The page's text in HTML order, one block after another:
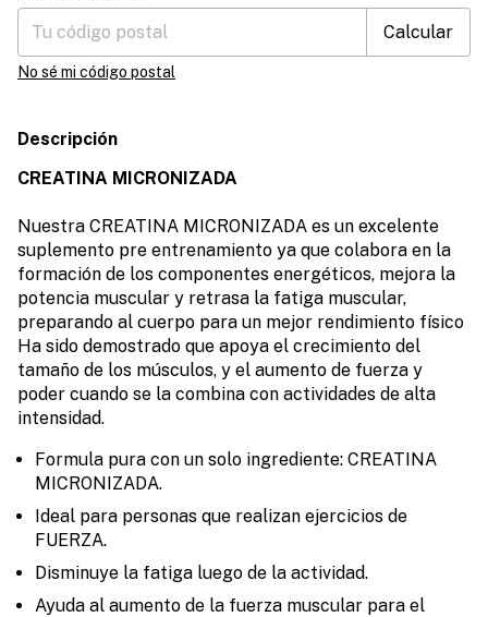
Calcular
No sé mi código postal
Descripción
CREATINA MICRONIZADA
Nuestra CREATINA MICRONIZADA es un excelente
suplemento pre entrenamiento ya que colabora en la
formación de los componentes energéticos, mejora la
potencia muscular y retrasa la fatiga muscular,
preparando al cuerpo para un mejor rendimiento físico
Ha sido demostrado que apoya el crecimiento del
tamaño de los músculos, y el aumento de fuerza y
poder cuando se la combina con actividades de alta
intensidad.
Formula pura con un solo ingrediente: CREATINA
MICRONIZADA.
Ideal para personas que realizan ejercicios de
FUERZA.
Disminuye la fatiga luego de la actividad.
Ayuda al aumento de la fuerza muscular para el